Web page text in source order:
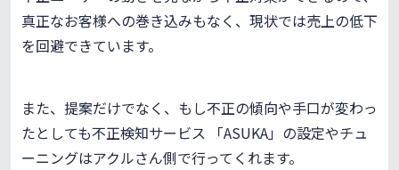
真正なお客様への巻き込みもなく、現状では売上の低下
を回避できています。
また、提案だけでなく、もし不正の傾向や手口が変わっ
たとしても不正検知サービス 「ASUKA」の設定やチュ
ーニングはアクルさん側で行ってくれます。